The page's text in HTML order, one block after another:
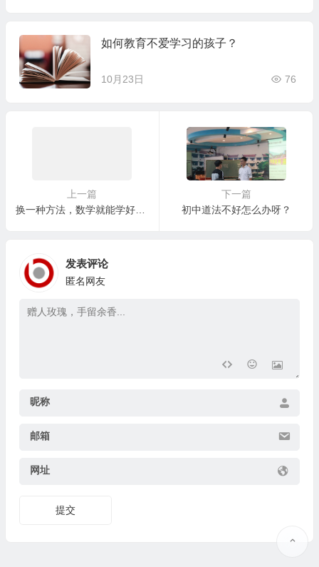
如何教育不爱学习的孩子？
10月23日 76
上一篇
换一种方法，数学就能学好吗？
下一篇
初中道法不好怎么办呀？
发表评论
匿名网友
昵称
邮箱
网址
提交